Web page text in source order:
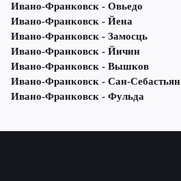
Ивано-Франковск - Овьедо
Ивано-Франковск - Йена
Ивано-Франковск - Замосць
Ивано-Франковск - Йичин
Ивано-Франковск - Вышков
Ивано-Франковск - Сан-Себастьян
Ивано-Франковск - Фульда